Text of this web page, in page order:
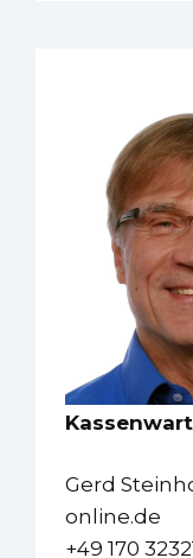
Kassenwart
Gerd
online.de
+49 170